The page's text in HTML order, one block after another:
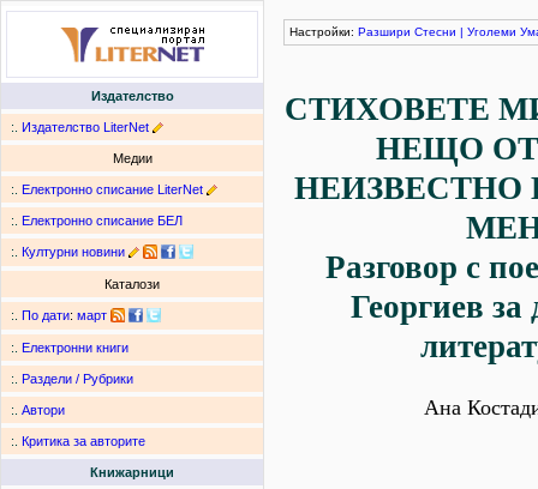
Издателство
:. Издателство LiterNet
Медии
:. Електронно списание LiterNet
:. Електронно списание БЕЛ
:. Културни новини
Каталози
:. По дати: март
:. Електронни книги
:. Раздели / Рубрики
:. Автори
:. Критика за авторите
Книжарници
Настройки: Разшири Стесни | Уголеми
СТИХОВЕТЕ
НЕЩО
Разговор с
Георгиев за
Ана